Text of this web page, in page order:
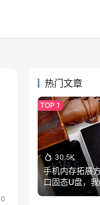
0
热门文章
30.5K
手机内存拓展
口固态U盘，